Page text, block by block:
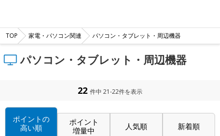
TOP 家電・パソコン関連 パソコン・タブレット・周辺機器
パソコン・タブレット・周辺機器
22 件中 21-22件を表示
ポイントの
高い順
ポイント
増量中
人気順 新着順